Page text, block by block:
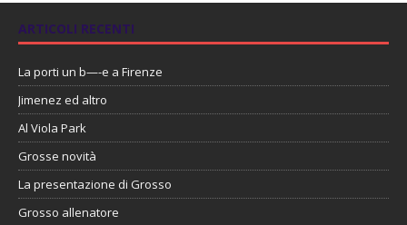
ARTICOLI RECENTI
La porti un b—-e a Firenze
Jimenez ed altro
Al Viola Park
Grosse novità
La presentazione di Grosso
Grosso allenatore